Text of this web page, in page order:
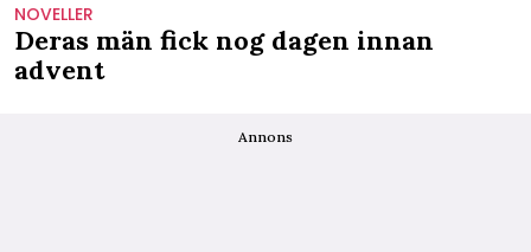
NOVELLER
Deras män fick nog dagen innan
advent
Annons